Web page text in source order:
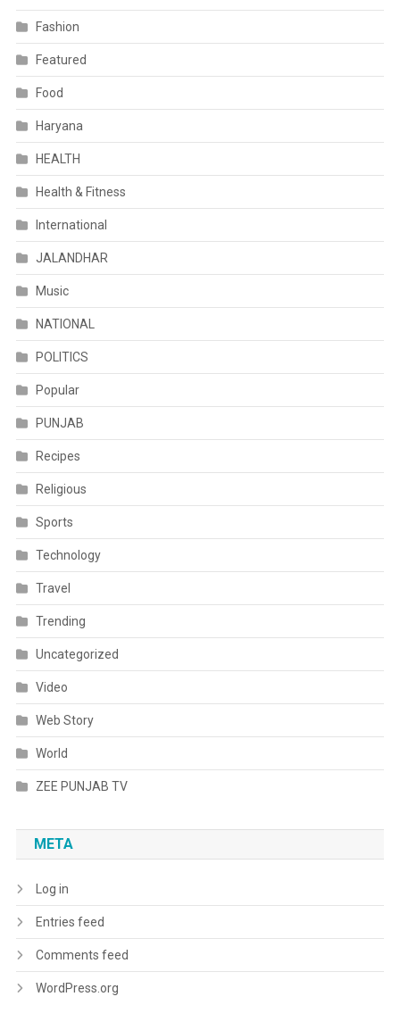
Fashion
Featured
Food
Haryana
HEALTH
Health & Fitness
International
JALANDHAR
Music
NATIONAL
POLITICS
Popular
PUNJAB
Recipes
Religious
Sports
Technology
Travel
Trending
Uncategorized
Video
Web Story
World
ZEE PUNJAB TV
META
Log in
Entries feed
Comments feed
WordPress.org